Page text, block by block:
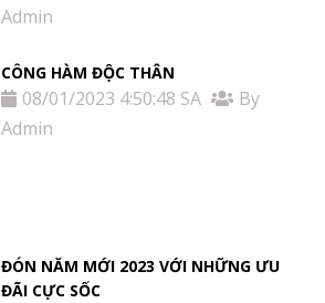
Admin
CÔNG HÀM ĐỘC THÂN
08/01/2023 4:50:48 SA
By
Admin
ĐÓN NĂM MỚI 2023 VỚI NHỮNG ƯU
ĐÃI CỰC SỐC